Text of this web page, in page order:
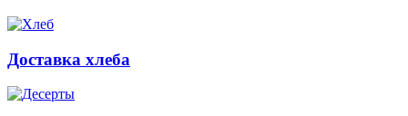
Доставка хлеба